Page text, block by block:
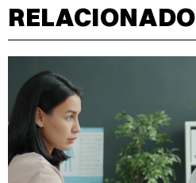
RELACIONADO